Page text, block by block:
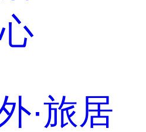
·旅居